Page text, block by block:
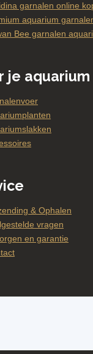
garnalen online
aquarium
Bee garnalen
je aquarium
& Ophalen
vragen
en garantie